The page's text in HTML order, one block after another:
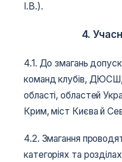
І.В.).
4.
4.1. До змагань
команд клубів,
області, областей
Крим, міст Києва й
4.2. Змагання
категоріях та